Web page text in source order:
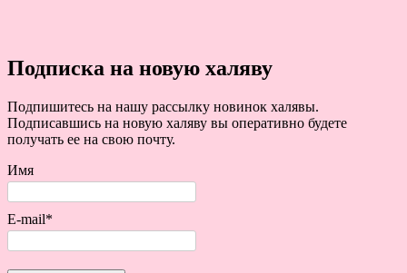
Подписка на новую халяву
Подпишитесь на нашу рассылку новинок халявы.
Подписавшись на новую халяву вы оперативно будете
получать ее на свою почту.
Имя
E-mail*